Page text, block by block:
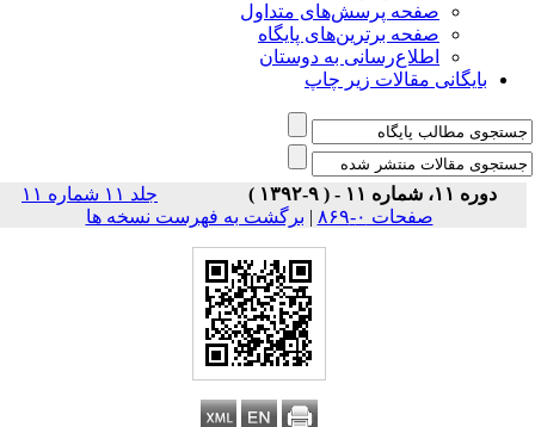
صفحه پرسش‌های متداول
صفحه برترین‌های پایگاه
اطلاع‌رسانی به دوستان
بایگانی مقالات زیر چاپ
دوره ۱۱، شماره ۱۱ - ( ۹-۱۳۹۲ )
جلد ۱۱ شماره ۱۱
صفحات ۰-۸۶۹
| برگشت به فهرست نسخه ها